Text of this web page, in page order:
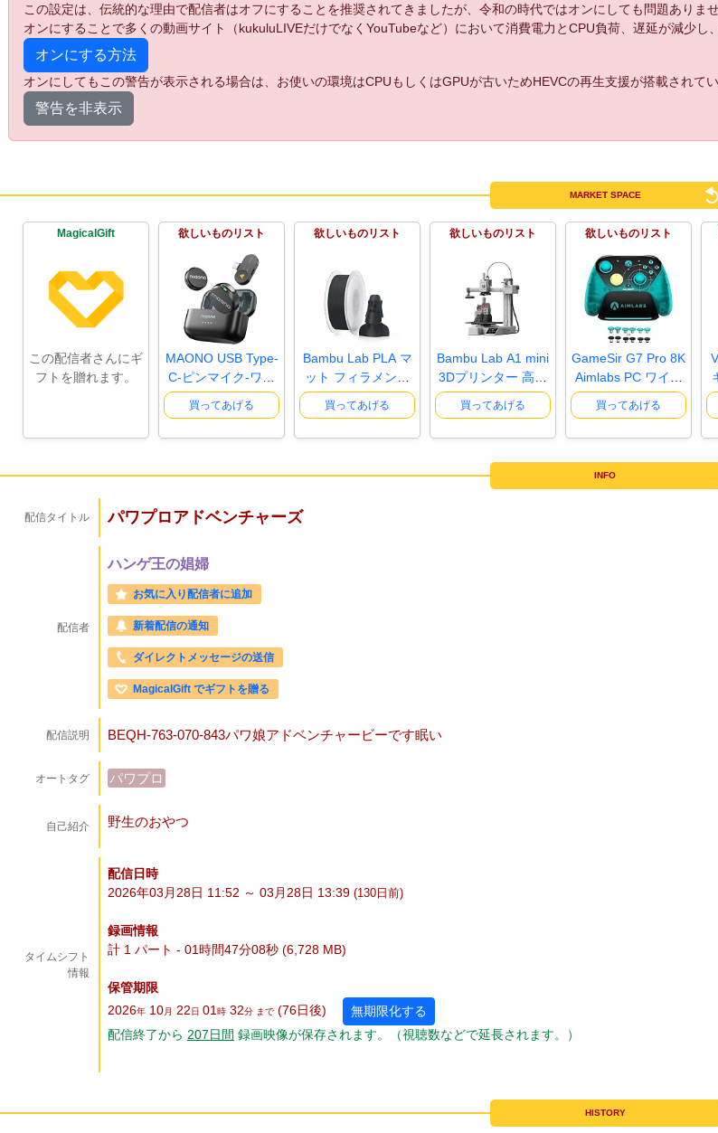
この設定は、伝統的な理由で配信者はオフにすることを推奨されてきましたが、令和の時代ではオンにしても問題ありませ
オンにすることで多くの動画サイト（kukuluLIVEだけでなくYouTubeなど）において消費電力とCPU負荷、遅延が減少し
オンにする方法
オンにしてもこの警告が表示される場合は、お使いの環境はCPUもしくはGPUが古いためHEVCの再生支援が搭載されて
警告を非表示
MARKET SPACE
MagicalGift
この配信者さんにギ
フトを贈れます。
欲しいものリスト
MAONO USB Type-
C-ピンマイク-ワイ
ヤレスマイ..
買ってあげる
欲しいものリスト
Bambu Lab PLA マ
ット フィラメント
1.75mm ±0..
買ってあげる
欲しいものリスト
Bambu Lab A1 mini
3Dプリンター 高速
高精度 ..
買ってあげる
欲しいものリスト
GameSir G7 Pro 8K
Aimlabs PC ワイヤ
レスゲー..
買ってあげる
INFO
配信タイトル パワプロアドベンチャーズ
配信者
ハンゲ王の娼婦
お気に入り配信者に追加
新着配信の通知
ダイレクトメッセージの送信
MagicalGift でギフトを贈る
配信説明 BEQH-763-070-843パワ娘アドベンチャービーです眠い
オートタグ パワプロ
自己紹介 野生のおやつ
タイムシフト
情報
配信日時
2026年03月28日 11:52 ～ 03月28日 13:39 (130 日 前)
録画情報
計 1 パート - 01時間47分08秒 (6,728 MB)
保管期限
2026年 10月 22日 01時 32分 まで (76日後)
無期限化する
配信終了から 207日間 録画映像が保存されます。（視聴数などで延長されます。）
HISTORY